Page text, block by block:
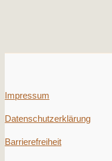
Impressum
Datenschutzerklärung
Barrierefreiheit